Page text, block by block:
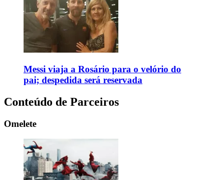
Messi viaja a Rosário para o velório do
pai; despedida será reservada
Conteúdo de Parceiros
Omelete